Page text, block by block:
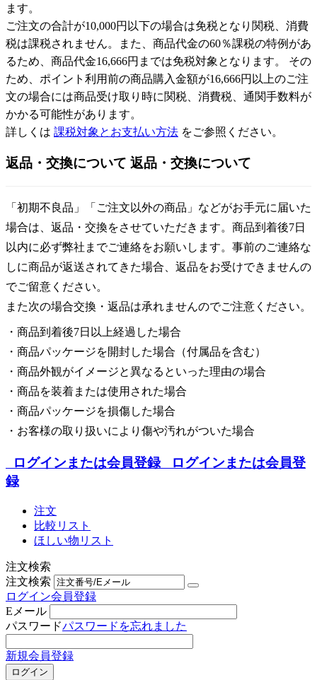
ます。
ご注文の合計が10,000円以下の場合は免税となり関税、消費
税は課税されません。また、商品代金の60％課税の特例があ
るため、商品代金16,666円までは免税対象となります。 その
ため、ポイント利用前の商品購入金額が16,666円以上のご注
文の場合には商品受け取り時に関税、消費税、通関手数料が
かかる可能性があります。
詳しくは 課税対象とお支払い方法 をご参照ください。
返品・交換について 返品・交換について
「初期不良品」「ご注文以外の商品」などがお手元に届いた
場合は、返品・交換をさせていただきます。商品到着後7日
以内に必ず弊社までご連絡をお願いします。事前のご連絡な
しに商品が返送されてきた場合、返品をお受けできませんの
でご留意ください。
また次の場合交換・返品は承れませんのでご注意ください。
・商品到着後7日以上経過した場合
・商品パッケージを開封した場合（付属品を含む）
・商品外観がイメージと異なるといった理由の場合
・商品を装着または使用された場合
・商品パッケージを損傷した場合
・お客様の取り扱いにより傷や汚れがついた場合
ログインまたは会員登録
ログインまたは会員登
録
注文
比較リスト
ほしい物リスト
注文検索
注文検索
ログイン会員登録
Eメール
パスワードパスワードを忘れました
新規会員登録
ログイン